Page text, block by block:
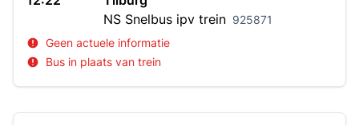
NS Snelbus ipv trein 925871
Geen actuele informatie
Bus in plaats van trein